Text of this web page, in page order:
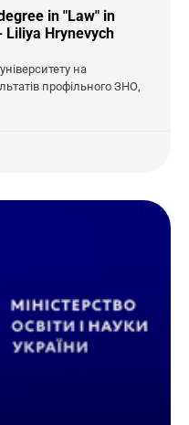
in "Law" in
Liliya Hrynevych
на
профільного ЗНО,